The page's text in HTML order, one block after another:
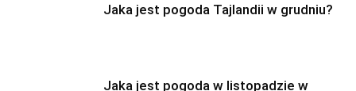
Jaka jest pogoda Tajlandii w grudniu?
Jaka jest pogoda w listopadzie w